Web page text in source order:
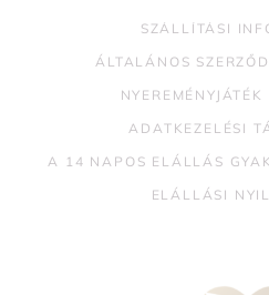
SZÁLLÍTÁSI
ÁLTALÁNOS
ADATKEZELÉSI
A 14 NAPOS ELÁLLÁS
ELÁLLÁSI